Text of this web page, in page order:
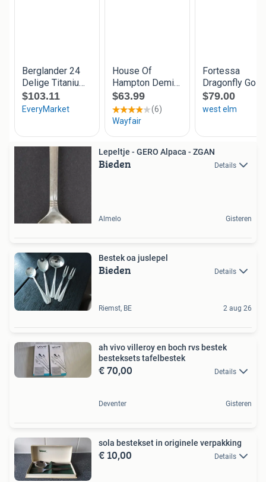
Lepeltje - GERO Alpaca - ZGAN
Bieden Details
Almelo Gisteren
Bestek oa juslepel
Bieden Details
Riemst, BE 2 aug 26
ah vivo villeroy en boch rvs bestek
besteksets tafelbestek
€ 70,00 Details
Deventer Gisteren
sola bestekset in originele verpakking
€ 10,00 Details